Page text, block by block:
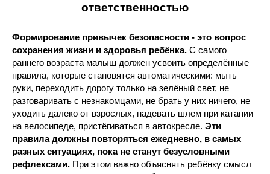
ответственностью
Формирование привычек безопасности - это вопрос
сохранения жизни и здоровья ребёнка. С самого
раннего возраста малыш должен усвоить определённые
правила, которые становятся автоматическими: мыть
руки, переходить дорогу только на зелёный свет, не
разговаривать с незнакомцами, не брать у них ничего, не
уходить далеко от взрослых, надевать шлем при катании
на велосипеде, пристёгиваться в автокресле. Эти
правила должны повторяться ежедневно, в самых
разных ситуациях, пока не станут безусловными
рефлексами. При этом важно объяснять ребёнку смысл